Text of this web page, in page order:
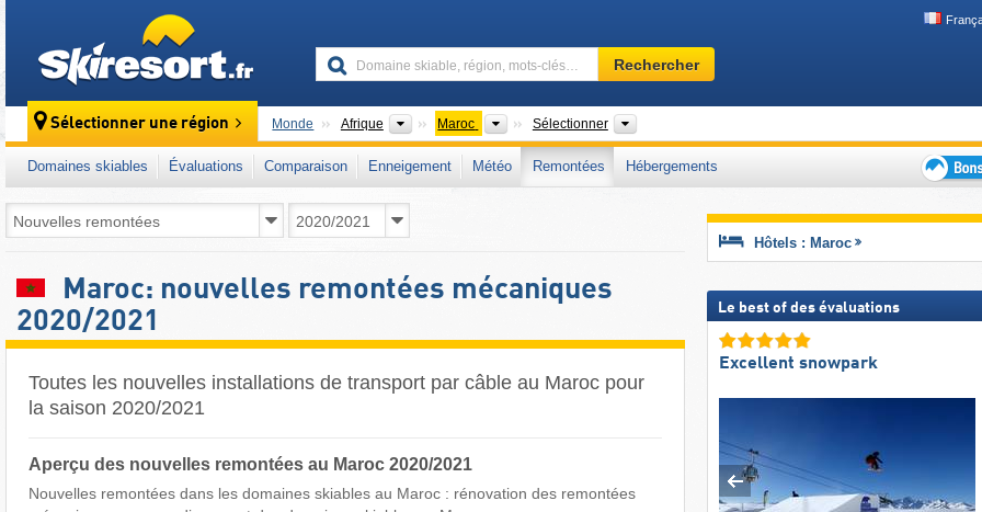
Domaine
skiable,
mots-
clés…
Rechercher
Sélectionner une région Monde Afrique Continents
Maroc PaysSélectionner
Domaines skiables Évaluations Comparaison Enneigement Météo Remontées
Hébergements
plans
Maroc: nouvelles remontées mécaniques
2020/2021
Toutes les nouvelles installations de transport par câble au Maroc pour
la saison 2020/2021
Aperçu des nouvelles remontées au Maroc 2020/2021
Nouvelles remontées dans les domaines skiables au Maroc : rénovation des remontées
Hôtels : Maroc
Le best of des évaluations
Excellent snowpark